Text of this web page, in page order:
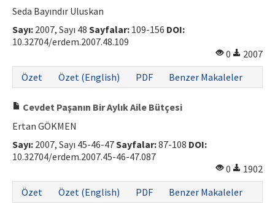
Seda Bayındır Uluskan
Sayı: 2007, Sayı 48 Sayfalar: 109-156 DOI:
10.32704/erdem.2007.48.109
0
2007
Özet
Özet (English) PDF Benzer Makaleler
Cevdet Paşanın Bir Aylık Aile Bütçesi
Ertan GÖKMEN
Sayı: 2007, Sayı 45-46-47Sayfalar:87-108 DOI:
10.32704/erdem.2007.45-46-47.087
0
1902
Özet
Özet (English) PDF Benzer Makaleler